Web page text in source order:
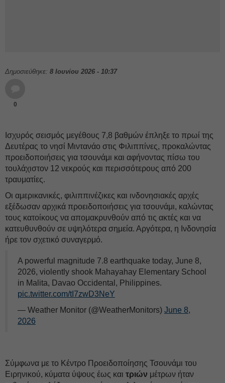
Δημοσιεύθηκε: 8 Ιουνίου 2026 - 10:37
0
Ισχυρός σεισμός μεγέθους 7,8 βαθμών έπληξε το πρωί της
Δευτέρας το νησί Μιντανάο στις Φιλιππίνες, προκαλώντας
προειδοποιήσεις για τσουνάμι και αφήνοντας πίσω του
τουλάχιστον 12 νεκρούς και περισσότερους από 200
τραυματίες.
Οι αμερικανικές, φιλιππινέζικες και ινδονησιακές αρχές
εξέδωσαν αρχικά προειδοποιήσεις για τσουνάμι, καλώντας
τους κατοίκους να απομακρυνθούν από τις ακτές και να
κατευθυνθούν σε υψηλότερα σημεία. Αργότερα, η Ινδονησία
ήρε τον σχετικό συναγερμό.
A powerful magnitude 7.8 earthquake today, June 8,
2026, violently shook Mahayahay Elementary School
in Malita, Davao Occidental, Philippines.
pic.twitter.com/tI7zwD3NeY
— Weather Monitor (@WeatherMonitors) June 8,
2026
Σύμφωνα με το Κέντρο Προειδοποίησης Τσουνάμι του
Ειρηνικού, κύματα ύψους έως και τριών μέτρων ήταν